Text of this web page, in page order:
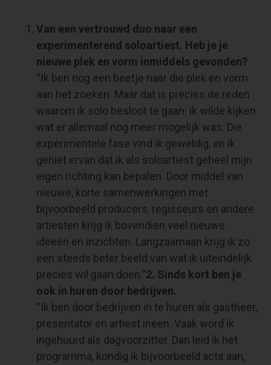
Van een vertrouwd duo naar een
experimenterend soloartiest. Heb je je
nieuwe plek en vorm inmiddels gevonden?
“Ik ben nog een beetje naar die plek en vorm
aan het zoeken. Maar dat is precies de reden
waarom ik solo besloot te gaan: ik wilde kijken
wat er allemaal nog meer mogelijk was. Die
experimentele fase vind ik geweldig, en ik
geniet ervan dat ik als soloartiest geheel mijn
eigen richting kan bepalen. Door middel van
nieuwe, korte samenwerkingen met
bijvoorbeeld producers, regisseurs en andere
artiesten krijg ik bovendien veel nieuwe
ideeën en inzichten. Langzaamaan krijg ik zo
een steeds beter beeld van wat ik uiteindelijk
precies wil gaan doen.”2. Sinds kort ben je
ook in huren door bedrijven.
“Ik ben door bedrijven in te huren als gastheer,
presentator en artiest ineen. Vaak word ik
ingehuurd als dagvoorzitter. Dan leid ik het
programma, kondig ik bijvoorbeeld acts aan,